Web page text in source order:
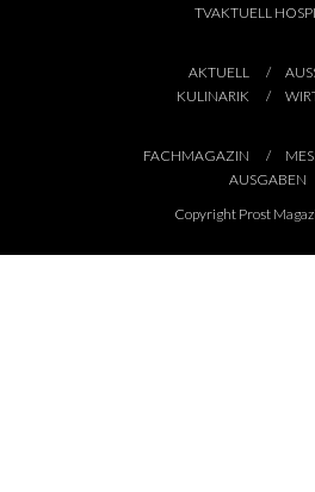
TVAKTUELL
AKTUELL
KULINARIK
FACHMAGAZIN
AUSGABEN
Copyright Prost